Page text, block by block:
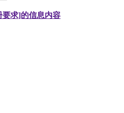
要求]的信息内容